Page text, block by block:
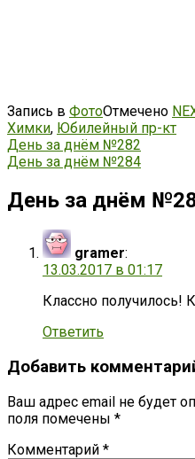
Запись в ФотоОтмечено
Химки, Юбилейный пр-кт
Навигация
по
записям
День за днём №282
День за днём №284
День за днём
gramer:
13.03.2017 в 01:17
Классно получилось!
Ответить
Добавить
Ваш адрес email не будет
поля помечены *
Комментарий *